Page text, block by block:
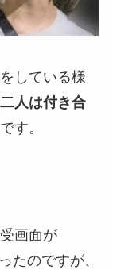
している様
二人は付き合
す。
画面が
たのですが、